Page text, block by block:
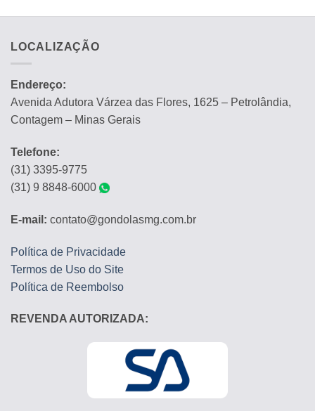
LOCALIZAÇÃO
Endereço:
Avenida Adutora Várzea das Flores, 1625 – Petrolândia,
Contagem – Minas Gerais
Telefone:
(31) 3395-9775
(31) 9 8848-6000
E-mail: contato@gondolasmg.com.br
Política de Privacidade
Termos de Uso do Site
Política de Reembolso
REVENDA AUTORIZADA: